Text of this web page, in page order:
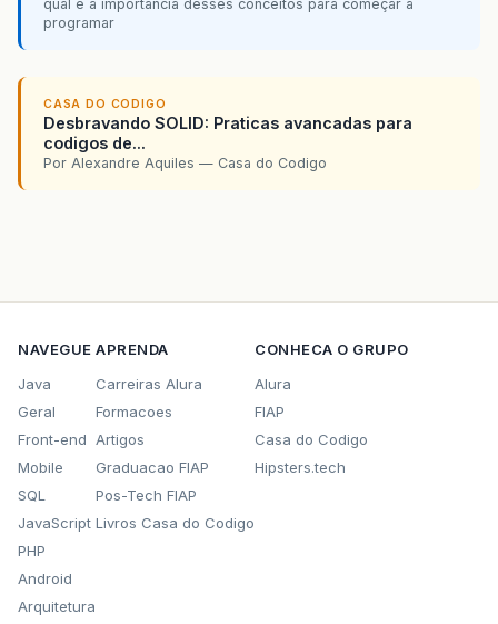
qual é a importância desses conceitos para começar a
programar
CASA DO CODIGO
Desbravando SOLID: Praticas avancadas para
codigos de...
Por Alexandre Aquiles — Casa do Codigo
NAVEGUE
Java
Geral
Front-end
Mobile
SQL
JavaScript
PHP
Android
Arquitetura
APRENDA
Carreiras Alura
Formacoes
Artigos
Graduacao FIAP
Pos-Tech FIAP
Livros Casa do Codigo
CONHECA O GRUPO
Alura
FIAP
Casa do Codigo
Hipsters.tech